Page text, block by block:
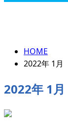
HOME
2022年 1月
2022年 1月